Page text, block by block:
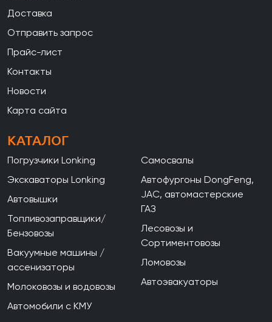
Доставка
Отправить запрос
Прайс-лист
Контакты
Новости
Карта сайта
КАТАЛОГ
Погрузчики Lonking
Экскаваторы Lonking
Автовышки
Топливозаправщики/
Бензовозы
Вакуумные машины /
ассенизаторы
Молоковозы и водовозы
Автомобили с КМУ
Самосвалы
Автофургоны DongFeng,
JAC, автомастерские
ГАЗ
Лесовозы и
Сортиментовозы
Ломовозы
Автоэвакуаторы